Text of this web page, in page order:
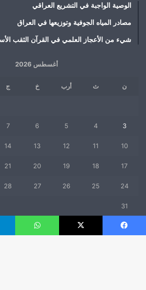
الوصية الواجبة في التشريع العراقي
مصادر المياه الجوفية وتوزيعها في العراق
شيء من الأعجاز العلمي في القرآن الثقب
أغسطس 2026
ن ث أرب خ ج
3
4
5
6
7
10
11
12
13
14
17
18
19
20
21
24
25
26
27
28
31
« يوليو
فيسبوك ‫X واتساب